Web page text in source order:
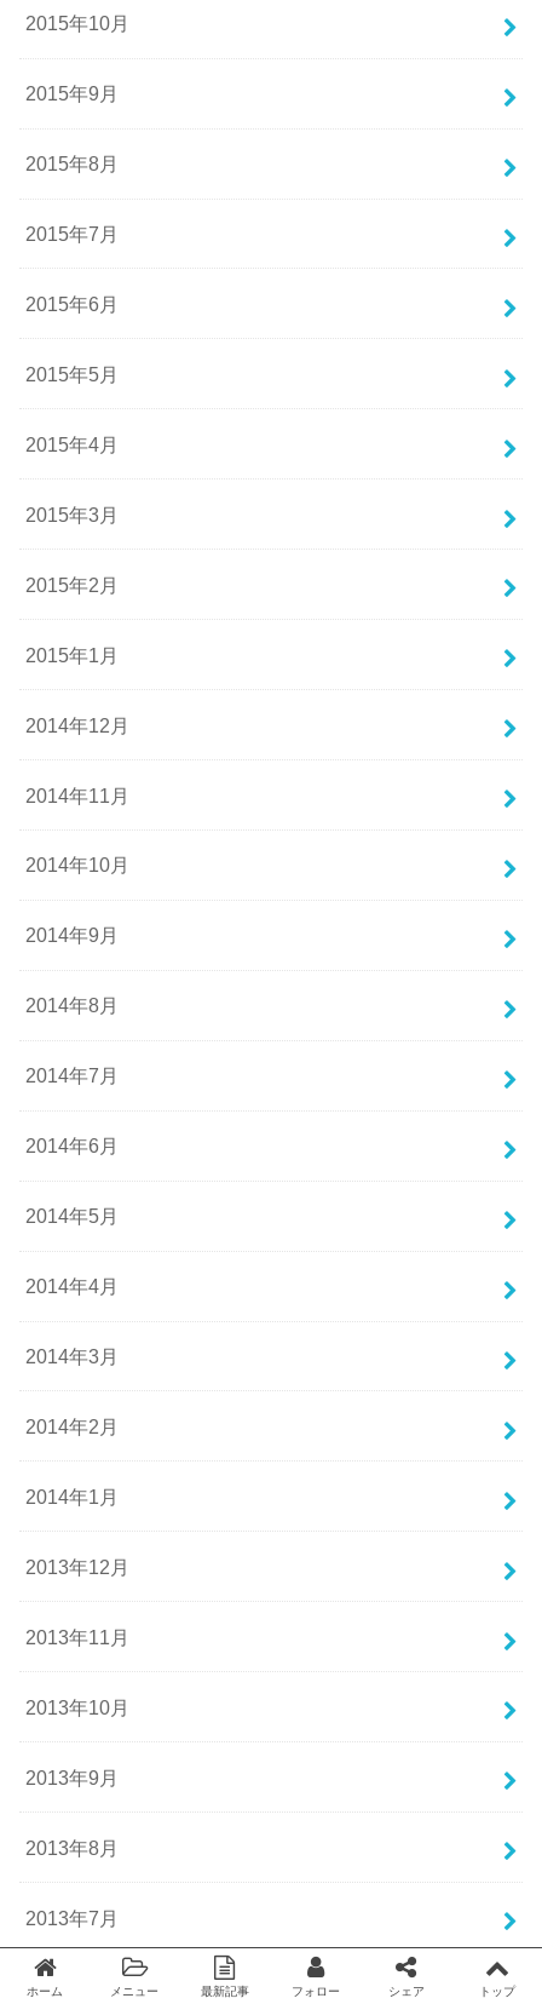
2015年10月
2015年9月
2015年8月
2015年7月
2015年6月
2015年5月
2015年4月
2015年3月
2015年2月
2015年1月
2014年12月
2014年11月
2014年10月
2014年9月
2014年8月
2014年7月
2014年6月
2014年5月
2014年4月
2014年3月
2014年2月
2014年1月
2013年12月
2013年11月
2013年10月
2013年9月
2013年8月
2013年7月
2013年6月
ホーム メニュー 最新記事 フォロー シェア トップ
Twitter facebook